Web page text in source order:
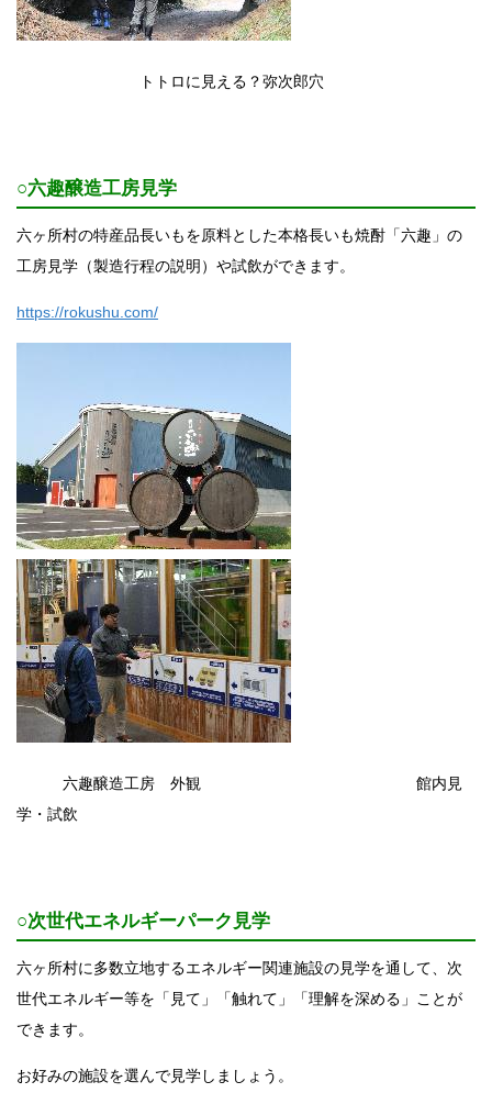
ト トロに見える？弥次郎穴
○六趣醸造工房見学
六ヶ所村の特産品長いもを原料とした本格長いも焼酎「六趣」の
工房見学（製造行程の説明）や試飲ができます。
https://rokushu.com/
六趣醸造工房 外観 館内見
学・試飲
○次世代エネルギーパーク見学
六ヶ所村に多数立地するエネルギー関連施設の見学を通して、次
世代エネルギー等を「見て」「触れて」「理解を深める」ことが
できます。
お好みの施設を選んで見学しましょう。